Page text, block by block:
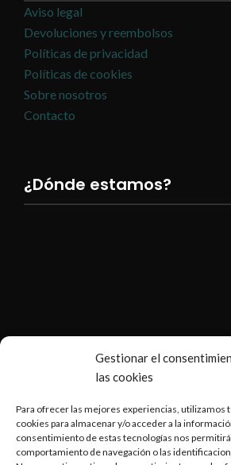
Gestionar el
las cookies
Para ofrecer las mejores experiencias, utilizamos
cookies para almacenar y/o acceder a la
consentimiento de estas tecnologías nos
comportamiento de navegación o las
Aviso legal
Devoluciones y reembolsos
Políticas de privacidad
Políticas de cookies
Sobre nosotros
Contacto
¿Dónde estamos?